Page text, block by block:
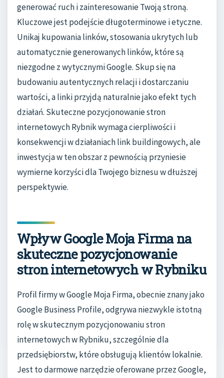
generować ruch i zainteresowanie Twoją stroną.
Kluczowe jest podejście długoterminowe i etyczne.
Unikaj kupowania linków, stosowania ukrytych lub
automatycznie generowanych linków, które są
niezgodne z wytycznymi Google. Skup się na
budowaniu autentycznych relacji i dostarczaniu
wartości, a linki przyjdą naturalnie jako efekt tych
działań. Skuteczne pozycjonowanie stron
internetowych Rybnik wymaga cierpliwości i
konsekwencji w działaniach link buildingowych, ale
inwestycja w ten obszar z pewnością przyniesie
wymierne korzyści dla Twojego biznesu w dłuższej
perspektywie.
Wpływ Google Moja Firma na
skuteczne pozycjonowanie
stron internetowych w Rybniku
Profil firmy w Google Moja Firma, obecnie znany jako
Google Business Profile, odgrywa niezwykle istotną
rolę w skutecznym pozycjonowaniu stron
internetowych w Rybniku, szczególnie dla
przedsiębiorstw, które obsługują klientów lokalnie.
Jest to darmowe narzędzie oferowane przez Google,